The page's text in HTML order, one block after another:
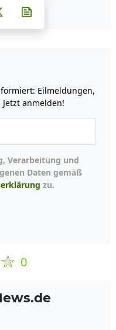
auf Whatsapp
Teilen auf Telegram
teilen
Post auf X
Eilmeldungen,
anmelden!
Daten gemäß
zu.
0